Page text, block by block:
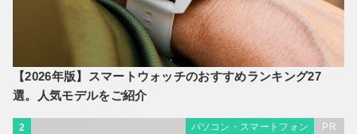
【2026年版】スマートウォッチのおすすめランキング27
選。人気モデルをご紹介
2 パソコン・スマートフォン PR